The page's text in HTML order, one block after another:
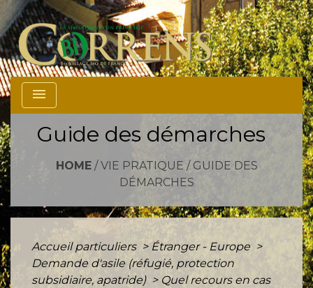
menu
Guide des démarches
HOME/ VIE PRATIQUE / GUIDE DES
DÉMARCHES
Accueil particuliers > Étranger - Europe >
Demande d'asile (réfugié, protection
subsidiaire, apatride) > Quel recours en cas